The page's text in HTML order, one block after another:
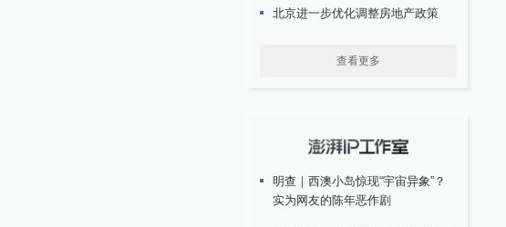
北京进一步优化调整房地产政策
查看更多
明查｜西澳小岛惊现“宇宙异象”？
实为网友的陈年恶作剧